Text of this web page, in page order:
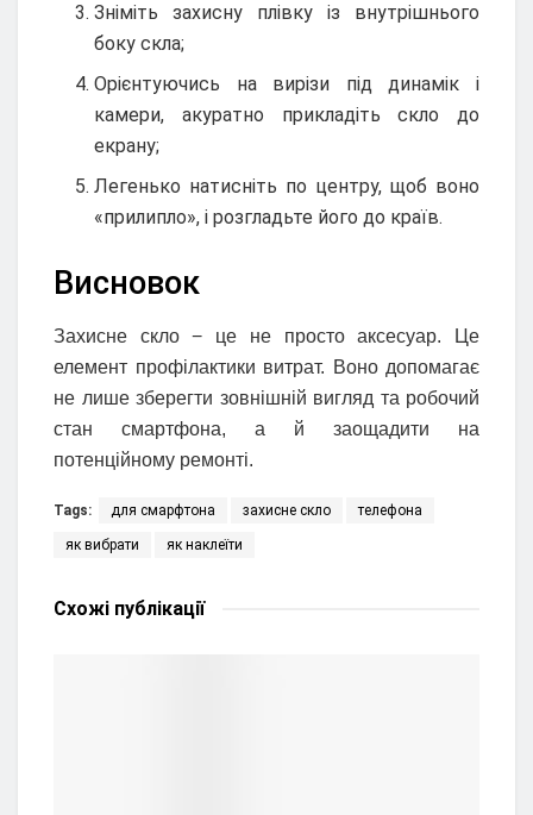
Зніміть захисну плівку із внутрішнього
боку скла;
Орієнтуючись на вирізи під динамік і
камери, акуратно прикладіть скло до
екрану;
Легенько натисніть по центру, щоб воно
«прилипло», і розгладьте його до країв.
Висновок
Захисне скло − це не просто аксесуар. Це
елемент профілактики витрат. Воно допомагає
не лише зберегти зовнішній вигляд та робочий
стан смартфона, а й заощадити на
потенційному ремонті.
Tags: для смарфтона захисне скло телефона
як вибрати як наклеїти
Схожі публікації